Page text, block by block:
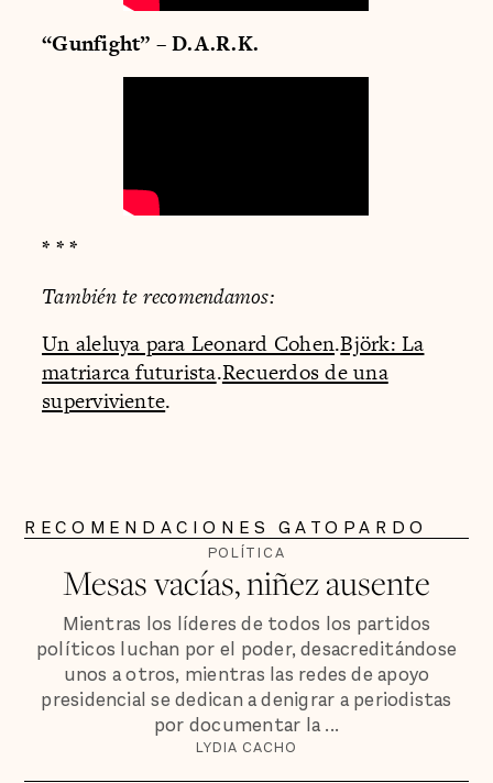
“Gunfight” – D.A.R.K.
* * *
También te recomendamos:
Un aleluya para Leonard Cohen.Björk: La
matriarca futurista.Recuerdos de una
superviviente.
RECOMENDACIONES GATOPARDO
POLÍTICA
Mesas vacías, niñez ausente
Mientras los líderes de todos los partidos
políticos luchan por el poder, desacreditándose
unos a otros, mientras las redes de apoyo
presidencial se dedican a denigrar a periodistas
por documentar la ...
LYDIA CACHO